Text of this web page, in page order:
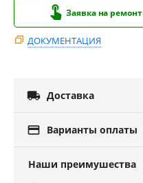
Заявка на ремонт
ДОКУМЕНТАЦИЯ
 Доставка
 Варианты оплаты
Наши преимушества